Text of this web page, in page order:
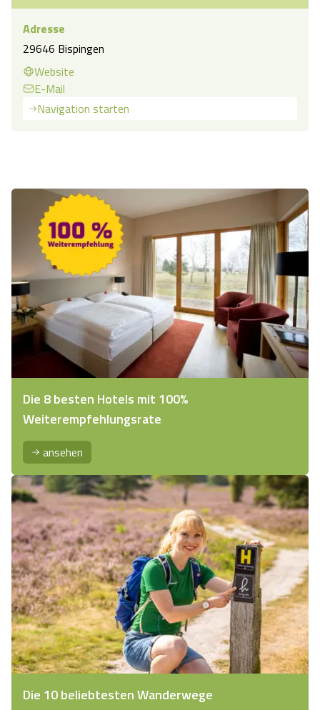
Adresse
29646 Bispingen
Website
E-Mail
Navigation starten
Die 8 besten Hotels mit 100%
Weiterempfehlungsrate
ansehen
Die 10 beliebtesten Wanderwege